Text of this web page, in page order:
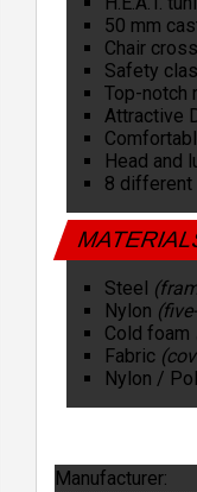
50 mm
Chair
Safety
Top-notch
Attractive
Head and
8 different
Steel
Nylon
Cold foam
Fabric
Nylon /
Manufacturer: